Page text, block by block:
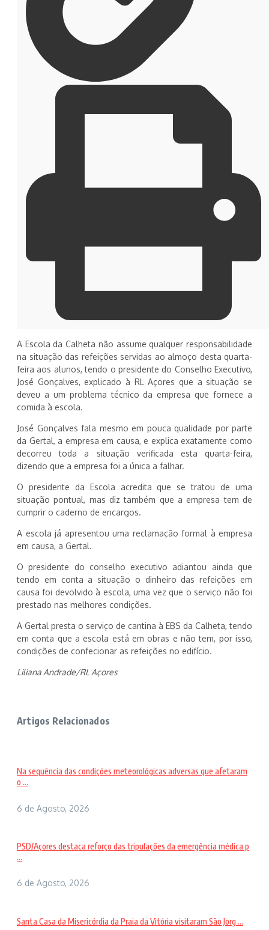
A Escola da Calheta não assume qualquer responsabilidade
na situação das refeições servidas ao almoço desta quarta-
feira aos alunos, tendo o presidente do Conselho Executivo,
José Gonçalves, explicado à RL Açores que a situação se
deveu a um problema técnico da empresa que fornece a
comida à escola.
José Gonçalves fala mesmo em pouca qualidade por parte
da Gertal, a empresa em causa, e explica exatamente como
decorreu toda a situação verificada esta quarta-feira,
dizendo que a empresa foi a única a falhar.
O presidente da Escola acredita que se tratou de uma
situação pontual, mas diz também que a empresa tem de
cumprir o caderno de encargos.
A escola já apresentou uma reclamação formal à empresa
em causa, a Gertal.
O presidente do conselho executivo adiantou ainda que
tendo em conta a situação o dinheiro das refeições em
causa foi devolvido à escola, uma vez que o serviço não foi
prestado nas melhores condições.
A Gertal presta o serviço de cantina à EBS da Calheta, tendo
em conta que a escola está em obras e não tem, por isso,
condições de confecionar as refeições no edifício.
Liliana Andrade/RL Açores
Artigos Relacionados
Na sequência das condições meteorológicas adversas que afetaram
o ...
6 de Agosto, 2026
PSD/Açores destaca reforço das tripulações da emergência médica p
...
6 de Agosto, 2026
Santa Casa da Misericórdia da Praia da Vitória visitaram São Jorg ...